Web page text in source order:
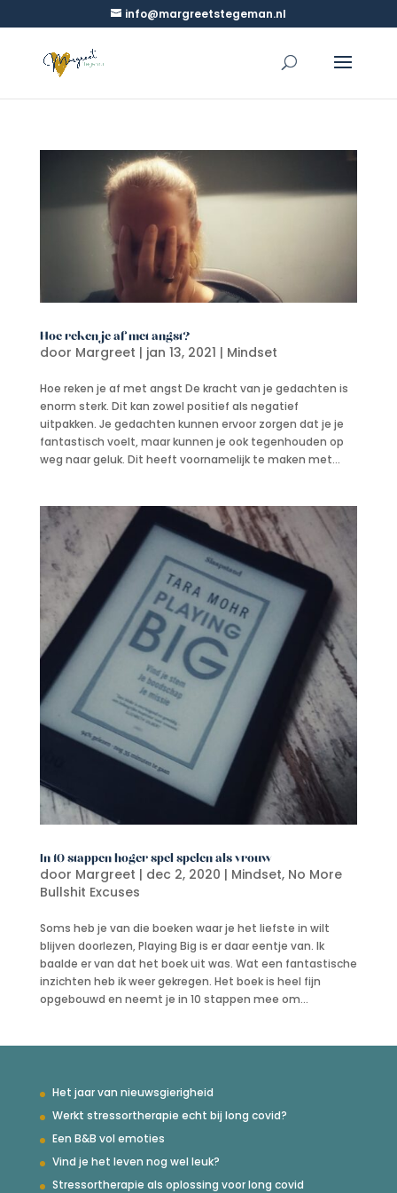
info@margreetstegeman.nl
Hoe reken je af met angst?
door Margreet | jan 13, 2021 | Mindset
Hoe reken je af met angst De kracht van je gedachten is
enorm sterk. Dit kan zowel positief als negatief
uitpakken. Je gedachten kunnen ervoor zorgen dat je je
fantastisch voelt, maar kunnen je ook tegenhouden op
weg naar geluk. Dit heeft voornamelijk te maken met...
In 10 stappen hoger spel spelen als vrouw
door Margreet | dec 2, 2020 | Mindset, No More
Bullshit Excuses
Soms heb je van die boeken waar je het liefste in wilt
blijven doorlezen, Playing Big is er daar eentje van. Ik
baalde er van dat het boek uit was. Wat een fantastische
inzichten heb ik weer gekregen. Het boek is heel fijn
opgebouwd en neemt je in 10 stappen mee om...
Het jaar van nieuwsgierigheid
Werkt stressortherapie echt bij long covid?
Een B&B vol emoties
Vind je het leven nog wel leuk?
Stressortherapie als oplossing voor long covid